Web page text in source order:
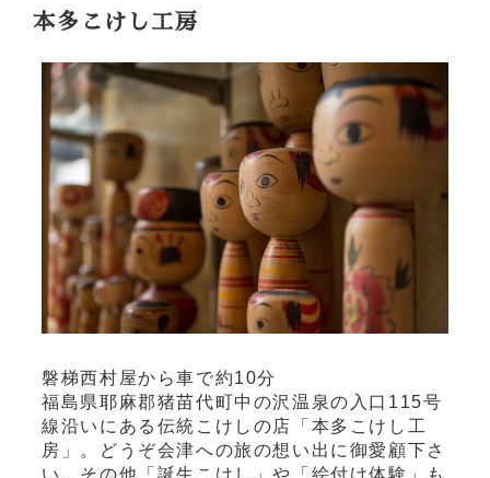
本多こけし工房
磐梯西村屋から車で約10分
福島県耶麻郡猪苗代町中の沢温泉の入口115号
線沿いにある伝統こけしの店「本多こけし工
房」。どうぞ会津への旅の想い出に御愛顧下さ
い。その他「誕生こけし」や「絵付け体験」も